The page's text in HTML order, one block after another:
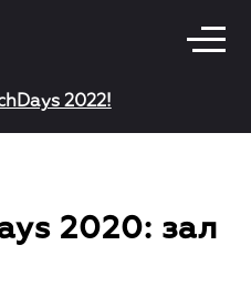
2020: зал
2022!